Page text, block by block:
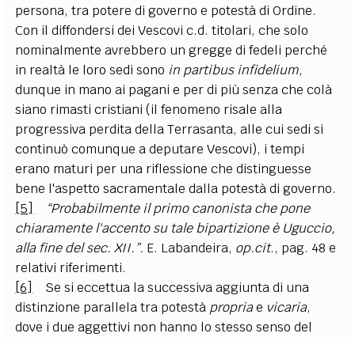
persona, tra potere di governo e potestà di Ordine.
Con il diffondersi dei Vescovi c.d. titolari, che solo
nominalmente avrebbero un gregge di fedeli perché
in realtà le loro sedi sono in partibus infidelium,
dunque in mano ai pagani e per di più senza che colà
siano rimasti cristiani (il fenomeno risale alla
progressiva perdita della Terrasanta, alle cui sedi si
continuò comunque a deputare Vescovi), i tempi
erano maturi per una riflessione che distinguesse
bene l'aspetto sacramentale dalla potestà di governo.
[5]
“Probabilmente il primo canonista che pone
chiaramente l'accento su tale bipartizione è Uguccio,
alla fine del sec. XII.”. E. Labandeira, op.cit., pag. 48 e
relativi riferimenti.
[6]
Se si eccettua la successiva aggiunta di una
distinzione parallela tra potestà propriae vicaria,
dove i due aggettivi non hanno lo stesso senso del